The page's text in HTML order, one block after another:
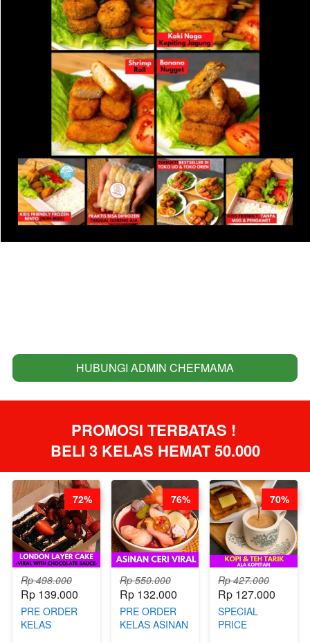
`HUBUNGI ADMIN CHEFMAMA
PROMOSI TERBATAS !
BELI 3 KELAS HEMAT 50.000
Rp 498.000
Rp 139.000
PRE ORDER
KELAS
72%
Rp 550.000
Rp 132.000
PRE ORDER
KELAS ASINAN
76%
Rp 427.000
Rp 127.000
SPECIAL
PRICE
70%